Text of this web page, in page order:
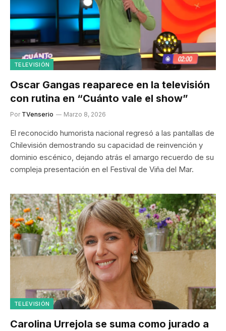
TELEVISIÓN
Oscar Gangas reaparece en la televisión
con rutina en “Cuánto vale el show”
Por TVenserio Marzo 8, 2026
El reconocido humorista nacional regresó a las pantallas de
Chilevisión demostrando su capacidad de reinvención y
dominio escénico, dejando atrás el amargo recuerdo de su
compleja presentación en el Festival de Viña del Mar.
TELEVISIÓN
Carolina Urrejola se suma como jurado a